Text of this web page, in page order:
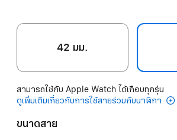
42 มม.
สามารถใช้กับ Apple Watch ได้เกือบทุกรุ่น
ดูเพิ่มเติมเกี่ยวกับการใช้สายร่วมกับนาฬิกา
ขนาดสาย